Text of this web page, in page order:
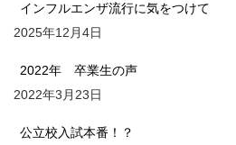
インフルエンザ流行に気をつけて
2025年12月4日
2022年 卒業生の声
2022年3月23日
公立校入試本番！？